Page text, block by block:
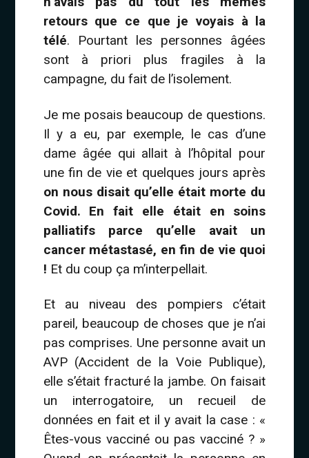
retours que ce que je voyais à la
télé. Pourtant les personnes âgées
sont à priori plus fragiles à la
campagne, du fait de l’isolement.
Je me posais beaucoup de questions.
Il y a eu, par exemple, le cas d’une
dame âgée qui allait à l’hôpital pour
une fin de vie et quelques jours après
on nous disait qu’elle était morte du
Covid. En fait elle était en soins
palliatifs parce qu’elle avait un
cancer métastasé, en fin de vie quoi
! Et du coup ça m’interpellait.
Et au niveau des pompiers c’était
pareil, beaucoup de choses que je n’ai
pas comprises. Une personne avait un
AVP (Accident de la Voie Publique),
elle s’était fracturé la jambe. On faisait
un interrogatoire, un recueil de
données en fait et il y avait la case : «
Êtes-vous vacciné ou pas vacciné ? »